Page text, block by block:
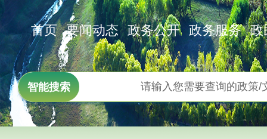
首页 要闻动态 政务公开 政务服务 政
智能搜索